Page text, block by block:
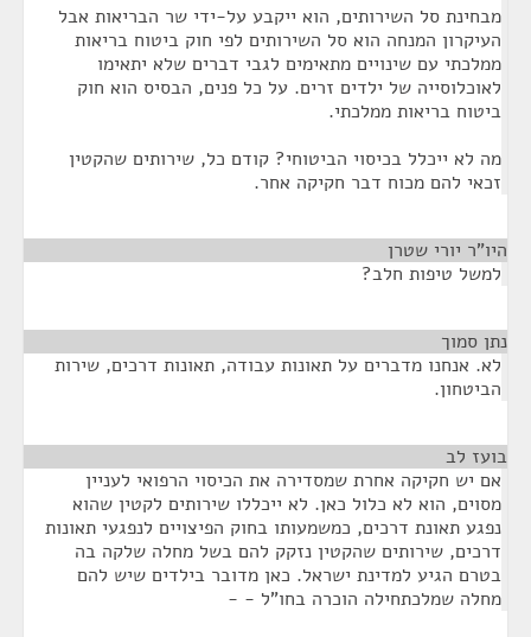
מבחינת סל השירותים, הוא ייקבע על-ידי שר הבריאות אבל
העיקרון המנחה הוא סל השירותים לפי חוק ביטוח בריאות
ממלכתי עם שינויים מתאימים לגבי דברים שלא יתאימו
לאוכלוסייה של ילדים זרים. על כל פנים, הבסיס הוא חוק
ביטוח בריאות ממלכתי.
מה לא ייכלל בכיסוי הביטוחי? קודם כל, שירותים שהקטין
זכאי להם מכוח דבר חקיקה אחר.
היו"ר יורי שטרן
למשל טיפות חלב?
נתן סמוך
לא. אנחנו מדברים על תאונות עבודה, תאונות דרכים, שירות
הביטחון.
בועז לב
אם יש חקיקה אחרת שמסדירה את הכיסוי הרפואי לעניין
מסוים, הוא לא כלול כאן. לא ייכללו שירותים לקטין שהוא
נפגע תאונת דרכים, כמשמעותו בחוק הפיצויים לנפגעי תאונות
דרכים, שירותים שהקטין נזקק להם בשל מחלה שלקה בה
בטרם הגיע למדינת ישראל. כאן מדובר בילדים שיש להם
מחלה שמלכתחילה הוכרה בחו"ל - -